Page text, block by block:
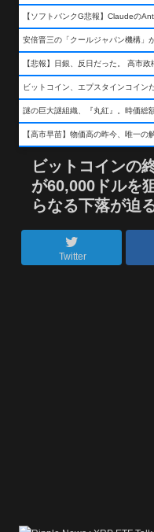
【悲報】日銀、反日だった。 高市
ビットコイン、エプスタインコイ
ビットコインの
が60,000ドルを
らなる下落が迫
Twitter